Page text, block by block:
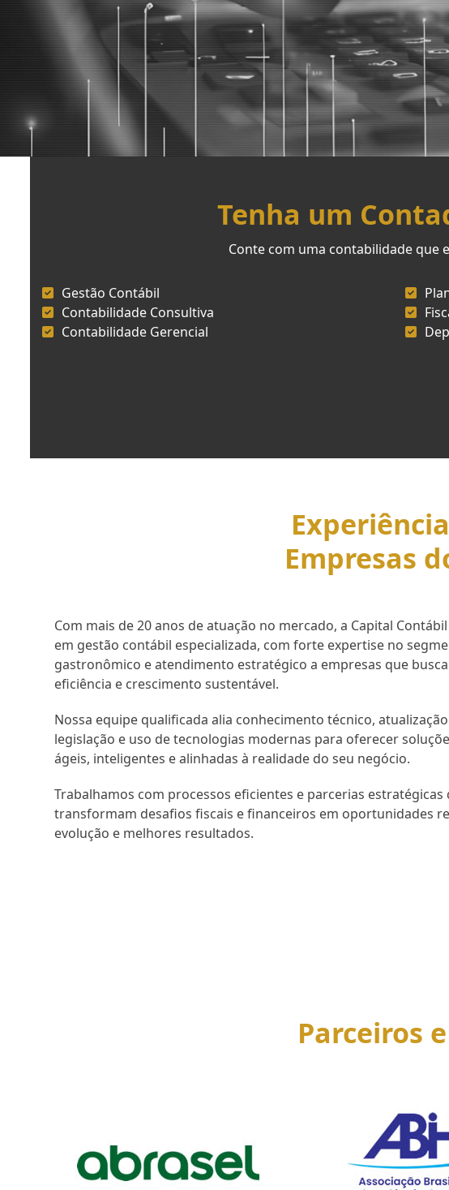
Tenha um
Conte com uma contabilidade que
Gestão Contábil
Contabilidade Consultiva
Contabilidade Gerencial
Empresas
Com mais de 20 anos de atuação no mercado, a Capital
em gestão contábil especializada, com forte expertise no
gastronômico e atendimento estratégico a empresas que
eficiência e crescimento sustentável.
Nossa equipe qualificada alia conhecimento técnico,
legislação e uso de tecnologias modernas para oferecer
ágeis, inteligentes e alinhadas à realidade do seu negócio.
Trabalhamos com processos eficientes e parcerias estratégicas
transformam desafios fiscais e financeiros em oportunidades
evolução e melhores resultados.
Parceiros
right